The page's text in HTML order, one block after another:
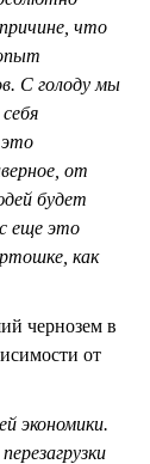
что
С голоду мы
это
от
будет
еще это
как
чернозем в
от
экономики.